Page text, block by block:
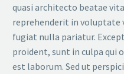
quasi architecto beatae
reprehenderit in voluptate
fugiat nulla pariatur.
proident, sunt in culpa qui
est laborum. Sed ut